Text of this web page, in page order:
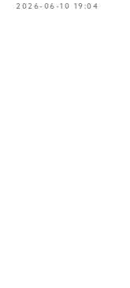
2026-06-10 19:04